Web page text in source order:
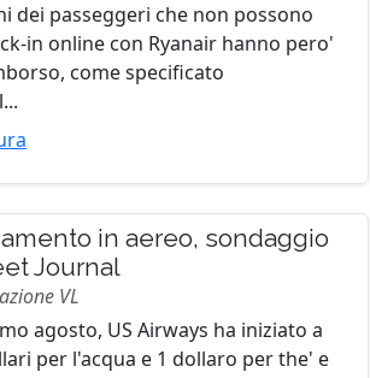
dei passeggeri che non possono
in online con Ryanair hanno pero'
come specificato
in aereo, sondaggio
Journal
VL
agosto, US Airways ha iniziato a
per l'acqua e 1 dollaro per the' e